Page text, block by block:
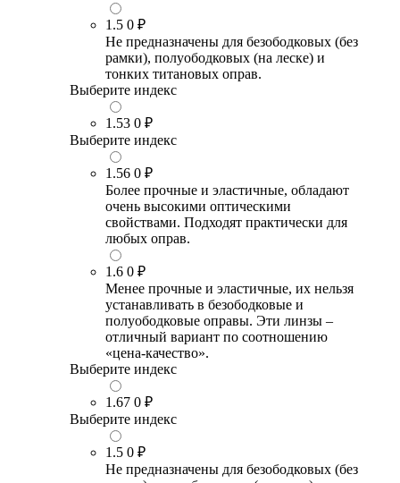
1.5 0 ₽
Не предназначены для безободковых (без
рамки), полуободковых (на леске) и
тонких титановых оправ.
Выберите индекс
1.53 0 ₽
Выберите индекс
1.56 0 ₽
Более прочные и эластичные, обладают
очень высокими оптическими
свойствами. Подходят практически для
любых оправ.
1.6 0 ₽
Менее прочные и эластичные, их нельзя
устанавливать в безободковые и
полуободковые оправы. Эти линзы –
отличный вариант по соотношению
«цена-качество».
Выберите индекс
1.67 0 ₽
Выберите индекс
1.5 0 ₽
Не предназначены для безободковых (без